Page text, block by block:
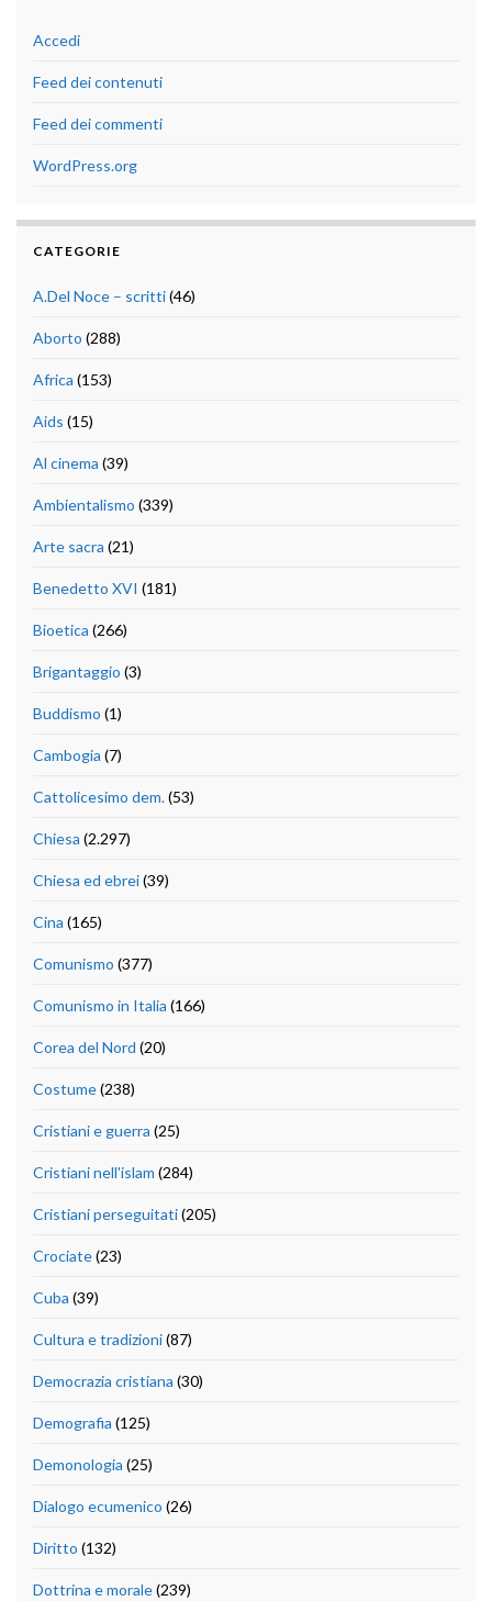
Accedi
Feed dei contenuti
Feed dei commenti
WordPress.org
CATEGORIE
A.Del Noce – scritti(46)
Aborto (288)
Africa (153)
Aids (15)
Al cinema (39)
Ambientalismo (339)
Arte sacra (21)
Benedetto XVI (181)
Bioetica (266)
Brigantaggio (3)
Buddismo (1)
Cambogia (7)
Cattolicesimo dem.(53)
Chiesa (2.297)
Chiesa ed ebrei(39)
Cina (165)
Comunismo (377)
Comunismo in Italia (166)
Corea del Nord (20)
Costume(238)
Cristiani e guerra (25)
Cristiani nell'islam (284)
Cristiani perseguitati(205)
Crociate(23)
Cuba (39)
Cultura e tradizioni(87)
Democrazia cristiana (30)
Demografia (125)
Demonologia (25)
Dialogo ecumenico (26)
Diritto (132)
Dottrina e morale(239)